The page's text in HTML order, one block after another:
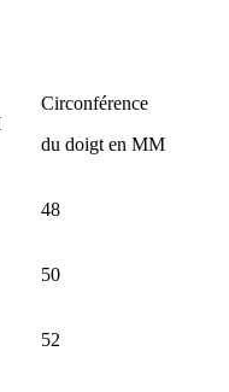
Circonférence
du doigt en MM
48
50
52